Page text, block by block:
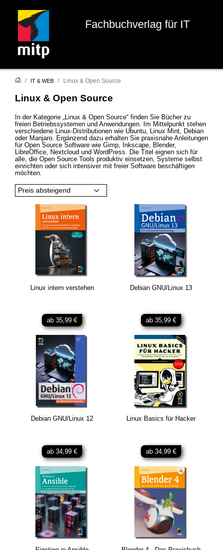
Fachbuchverlag für IT
IT & WEB Linux & Open Source
Linux & Open Source
In der Kategorie „Linux & Open Source“ finden Sie Bücher zu
freien Betriebssystemen und Anwendungen. Im Mittelpunkt stehen
verschiedene Linux-Distributionen wie Ubuntu, Linux Mint, Debian
oder Manjaro. Ergänzend dazu erhalten Sie praxisnahe Anleitungen
für Open Source Software wie Gimp, Inkscape, Blender,
LibreOffice, Nextcloud und WordPress. Die Titel eignen sich für
alle, die Open Source Tools produktiv einsetzen, Systeme selbst
einrichten oder sich intensiver mit freier Software beschäftigen
möchten.
Preis absteigend
Linux intern verstehen
ab 35,99 €
Debian GNU/Linux 13
ab 35,99 €
Debian GNU/Linux 12
ab 34,99 €
Linux Basics für Hacker
ab 34,99 €